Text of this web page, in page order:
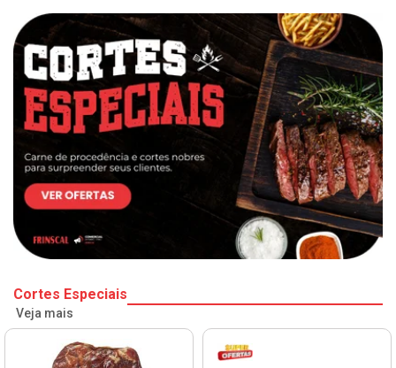
Cortes Especiais
Veja mais